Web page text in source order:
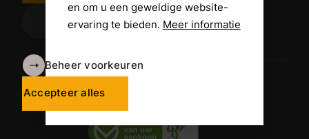
en om u een geweldige website-
ervaring te bieden. Meer informatie
Beheer voorkeuren
Accepteer alles
Algemene voorwaarden